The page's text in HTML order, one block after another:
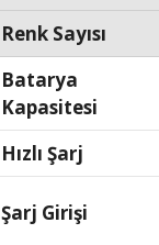
Renk Sayısı
Batarya
Kapasitesi
Hızlı Şarj
Şarj Girişi